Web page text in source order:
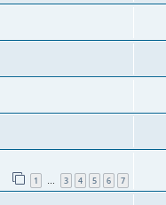
1 … 3 4 5 6 7